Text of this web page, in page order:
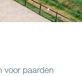
voor paarden